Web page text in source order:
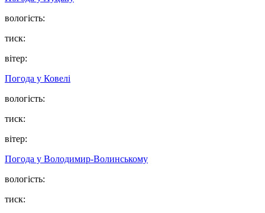
вологість:
тиск:
вітер:
Погода у Ковелі
вологість:
тиск:
вітер:
Погода у Володимир-Волинському
вологість:
тиск: